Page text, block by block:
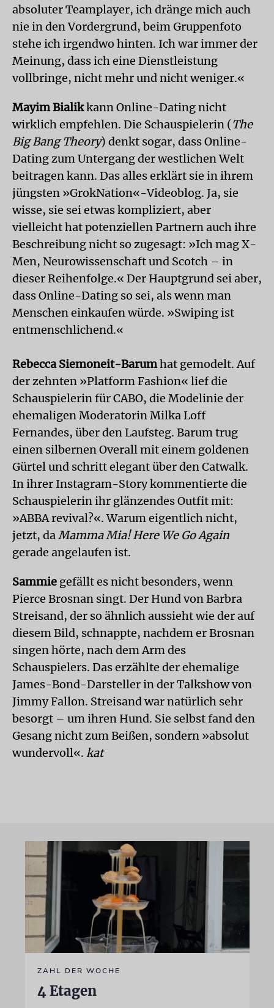
absoluter Teamplayer, ich dränge mich auch
nie in den Vordergrund, beim Gruppenfoto
stehe ich irgendwo hinten. Ich war immer der
Meinung, dass ich eine Dienstleistung
vollbringe, nicht mehr und nicht weniger.«
Mayim Bialikkann Online-Dating nicht
wirklich empfehlen. Die Schauspielerin (The
Big Bang Theory) denkt sogar, dass Online-
Dating zum Untergang der westlichen Welt
beitragen kann. Das alles erklärt sie in ihrem
jüngsten »GrokNation«-Videoblog. Ja, sie
wisse, sie sei etwas kompliziert, aber
vielleicht hat potenziellen Partnern auch ihre
Beschreibung nicht so zugesagt: »Ich mag X-
Men, Neurowissenschaft und Scotch – in
dieser Reihenfolge.« Der Hauptgrund sei aber,
dass Online-Dating so sei, als wenn man
Menschen einkaufen würde. »Swiping ist
entmenschlichend.«
Rebecca Siemoneit-Barumhat gemodelt. Auf
der zehnten »Platform Fashion« lief die
Schauspielerin für CABO, die Modelinie der
ehemaligen Moderatorin Milka Loff
Fernandes, über den Laufsteg. Barum trug
einen silbernen Overall mit einem goldenen
Gürtel und schritt elegant über den Catwalk.
In ihrer Instagram-Story kommentierte die
Schauspielerin ihr glänzendes Outfit mit:
»ABBA revival?«. Warum eigentlich nicht,
jetzt, da Mamma Mia! Here We Go Again
gerade angelaufen ist.
Sammie gefällt es nicht besonders, wenn
Pierce Brosnan singt. Der Hund von Barbra
Streisand, der so ähnlich aussieht wie der auf
diesem Bild, schnappte, nachdem er Brosnan
singen hörte, nach dem Arm des
Schauspielers. Das erzählte der ehemalige
James-Bond-Darsteller in der Talkshow von
Jimmy Fallon. Streisand war natürlich sehr
besorgt – um ihren Hund. Sie selbst fand den
Gesang nicht zum Beißen, sondern »absolut
wundervoll«. kat
ZAHL DER WOCHE
4 Etagen